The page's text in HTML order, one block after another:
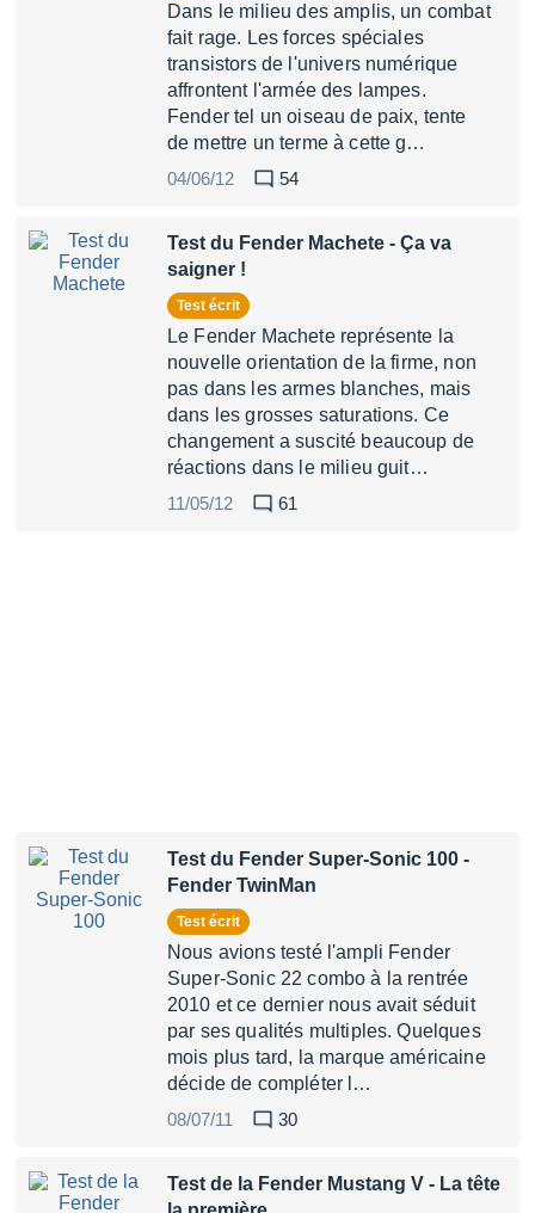
Dans le milieu des amplis, un combat
fait rage. Les forces spéciales
transistors de l'univers numérique
affrontent l'armée des lampes.
Fender tel un oiseau de paix, tente
de mettre un terme à cette g…
04/06/12
54
Test du Fender Machete - Ça va
saigner !
Test écrit
Le Fender Machete représente la
nouvelle orientation de la firme, non
pas dans les armes blanches, mais
dans les grosses saturations. Ce
changement a suscité beaucoup de
réactions dans le milieu guit…
11/05/12
61
Test du Fender Super-Sonic 100 -
Fender TwinMan
Test écrit
Nous avions testé l'ampli Fender
Super-Sonic 22 combo à la rentrée
2010 et ce dernier nous avait séduit
par ses qualités multiples. Quelques
mois plus tard, la marque américaine
décide de compléter l…
08/07/11
30
Test de la Fender Mustang V - La tête